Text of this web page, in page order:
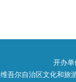
开办单
吾尔自治区文化和